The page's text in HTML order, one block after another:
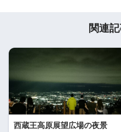
関連
西蔵王高原展望広場の夜景